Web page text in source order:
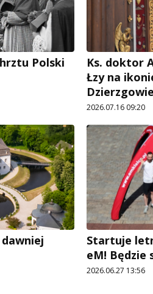
Polski
Ks. doktor
Łzy na
Dzierzgowie
2026.07.16 09:20
Startuje
eM! Będzie
2026.06.27 13:56